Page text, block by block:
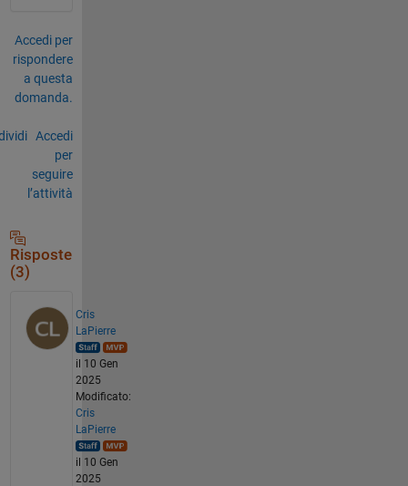
Accedi per
rispondere
a questa
domanda.
Accedi
per
seguire
l’attività
Risposte
(3)
Cris
LaPierre
il 10 Gen
2025
Modificato:
Cris
LaPierre
il 10 Gen
2025